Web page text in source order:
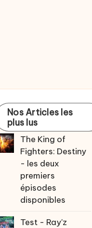
Nos Articles les
plus lus
The King of
Fighters: Destiny
- les deux
premiers
épisodes
disponibles
Test - Ray'z